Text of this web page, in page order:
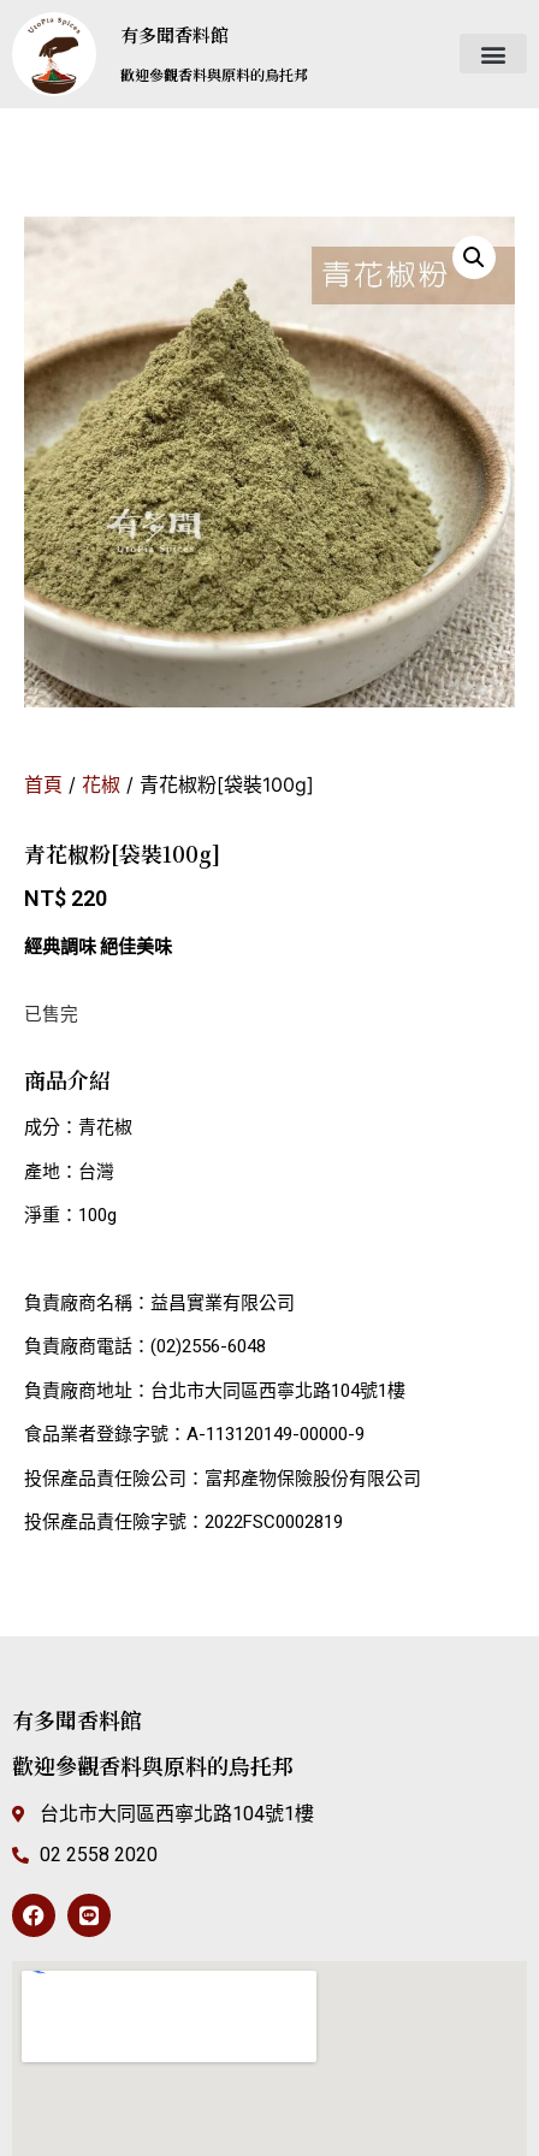
有多聞香料館
歡迎參觀香料與原料的烏托邦
首頁 / 花椒 / 青花椒粉[袋裝100g]
青花椒粉[袋裝100g]
NT$ 220
經典調味 絕佳美味
已售完
商品介紹
成分：青花椒
產地：台灣
淨重：100g
負責廠商名稱：益昌實業有限公司
負責廠商電話：(02)2556-6048
負責廠商地址：台北市大同區西寧北路104號1樓
食品業者登錄字號：A-113120149-00000-9
投保產品責任險公司：富邦產物保險股份有限公司
投保產品責任險字號：2022FSC0002819
有多聞香料館
歡迎參觀香料與原料的烏托邦
台北市大同區西寧北路104號1樓
02 2558 2020